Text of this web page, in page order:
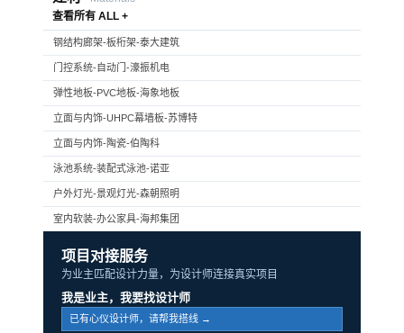
查看所有 ALL +
钢结构廊架-板桁架-泰大建筑
门控系统-自动门-濠振机电
弹性地板-PVC地板-海象地板
立面与内饰-UHPC幕墙板-苏博特
立面与内饰-陶瓷-伯陶科
泳池系统-装配式泳池-诺亚
户外灯光-景观灯光-森朝照明
室内软装-办公家具-海邦集团
项目对接服务
为业主匹配设计力量，为设计师连接真实项目
我是业主，我要找设计师
已有心仪设计师，请帮我搭线 →